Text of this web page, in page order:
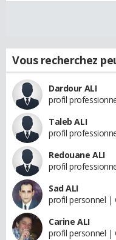
Vous recherchez
Dardour ALI
profil
Taleb ALI
profil
Redouane ALI
profil
Sad ALI
profil personnel |
Carine ALI
profil personnel |